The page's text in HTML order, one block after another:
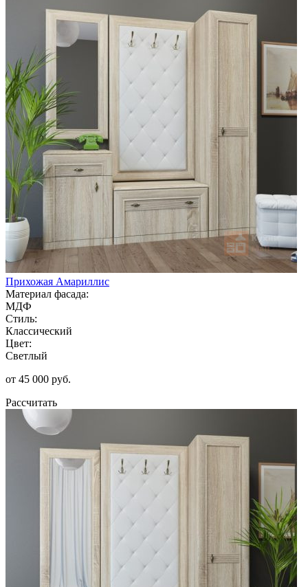
Прихожая Амариллис
Материал фасада:
МДФ
Стиль:
Классический
Цвет:
Светлый
от 45 000 руб.
Рассчитать